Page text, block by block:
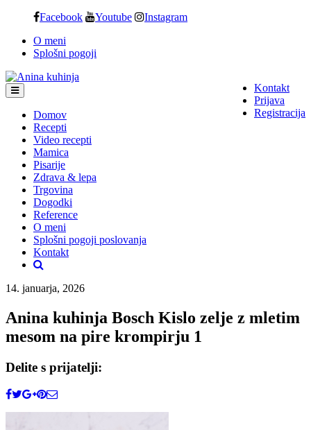
content
Facebook Youtube Instagram
O meni
Splošni pogoji
Kontakt
Prijava
Registracija
Domov
Recepti
Video recepti
Mamica
Pisarije
Zdrava & lepa
Trgovina
Dogodki
Reference
O meni
Splošni pogoji poslovanja
Kontakt
14. januarja, 2026
Anina kuhinja Bosch Kislo zelje z mletim
mesom na pire krompirju 1
Delite s prijatelji: